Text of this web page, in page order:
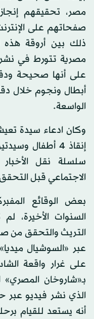
مصر، تحقيقهم
صفحاتهم على
ذلك بين أروقة هذه
مصرية تتورط في نشر
على أنها صحيحة
أبطال ونجوم خلال
الواسعة.
وكان ادعاء سيدة
إنقاذ 4 أطفال
سلسلة نقل
الاجتماعي قبل
بعض الوقائع
السنوات الأخيرة،
التريث والتحقق من
عبر «السوشيال
على غرار واقعة
بـ«شاروخان
الذي نشر فيديو
أنه يستعد للقيام